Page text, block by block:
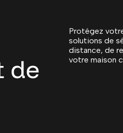
de
Protégez
solutions de
distance, de
votre maison